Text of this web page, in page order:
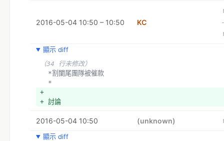
2016-05-04 10:50 – 10:50 KC
顯示 diff
（34 行未修改）
  *割闌尾團隊被催款
  *
+
+ 討論
2016-05-04 10:50 (unknown)
顯示 diff